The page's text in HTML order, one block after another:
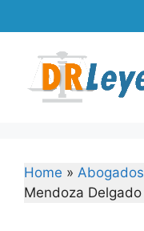
to
Home » Abogados
Mendoza Delgado